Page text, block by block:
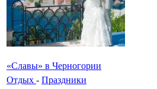
«Славы» в Черногории
Отдых - Праздники